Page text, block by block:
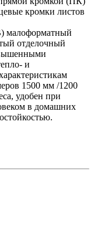
кромки листов
малоформатный
отделочный
и
1500 мм /1200
удобен при
в домашних